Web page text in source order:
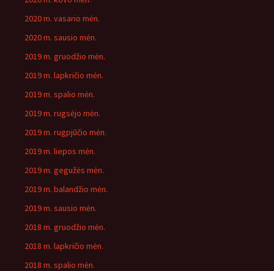
2020 m. vasario mėn.
2020 m. sausio mėn.
2019 m. gruodžio mėn.
2019 m. lapkričio mėn.
2019 m. spalio mėn.
2019 m. rugsėjo mėn.
2019 m. rugpjūčio mėn.
2019 m. liepos mėn.
2019 m. gegužės mėn.
2019 m. balandžio mėn.
2019 m. sausio mėn.
2018 m. gruodžio mėn.
2018 m. lapkričio mėn.
2018 m. spalio mėn.